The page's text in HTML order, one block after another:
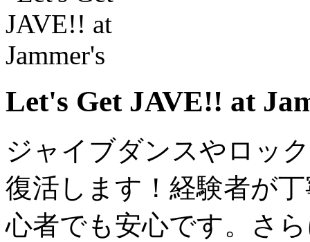
Let's Get JAVE!! at
ジャイブダンスやロッ
復活します！経験者が
心者でも安心です。さ